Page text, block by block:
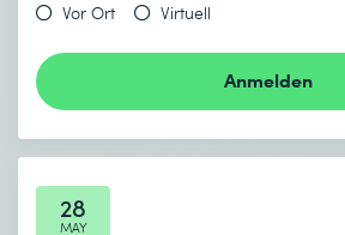
Vor Ort Virtuell
Anmelden
28
MAY